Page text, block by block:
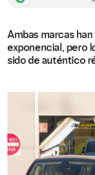
Ambas marcas
exponencial, pero
sido de auténtico